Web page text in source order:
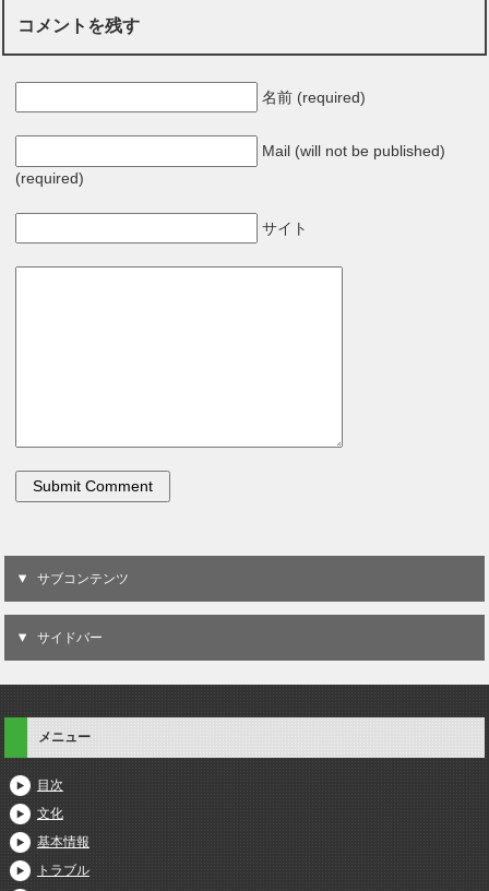
コメントを残す
名前 (required)
Mail (will not be published)
(required)
サイト
サブコンテンツ
サイドバー
メニュー
目次
文化
基本情報
トラブル